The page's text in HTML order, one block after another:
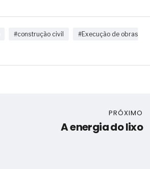
#construção civil
#Execução de obras
PRÓXIMO
A energia do lixo